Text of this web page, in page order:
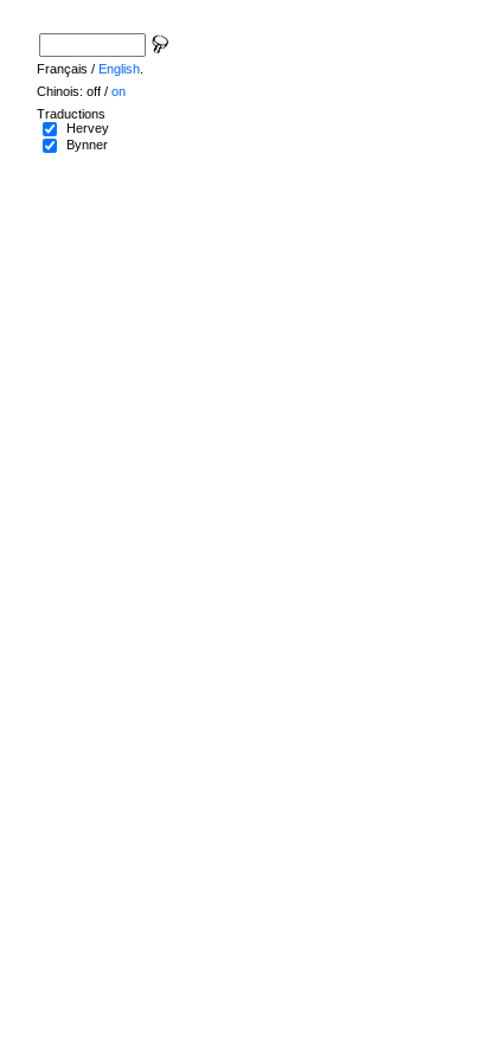
Français / English
Chinois: off / on
Traductions
Hervey
Bynner